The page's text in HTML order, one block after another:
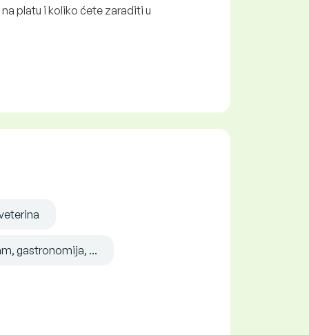
platu i koliko ćete zaraditi u
gastronomija, ...